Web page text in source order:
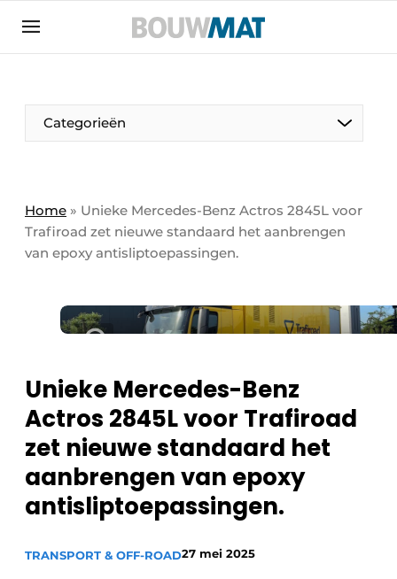
Aanmelden
Bedrijven
Bedrijven
Contact
Direct contact
Meest gelezen
Privacy / Cookie statement
Vacature aanmelden
Vacatures
Video’s
Categorieën
Home » Unieke Mercedes-Benz Actros 2845L voor
Trafiroad zet nieuwe standaard het aanbrengen
van epoxy antisliptoepassingen.
Unieke Mercedes-Benz
Actros 2845L voor Trafiroad
zet nieuwe standaard het
aanbrengen van epoxy
antisliptoepassingen.
TRANSPORT & OFF-ROAD27 mei 2025